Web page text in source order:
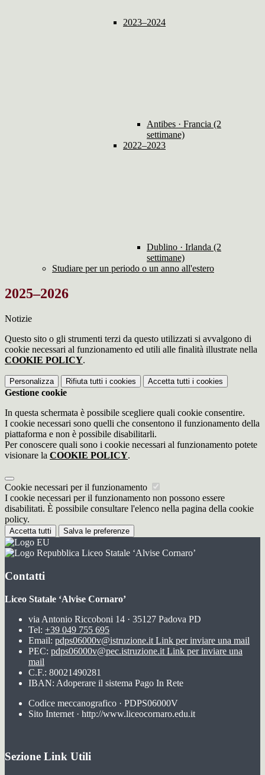
2023–2024
Antibes · Francia (2
settimane)
2022–2023
Dublino · Irlanda (2
settimane)
Studiare per un periodo o un anno all'estero
2025–2026
Notizie
Questo sito o gli strumenti terzi da questo utilizzati si avvalgono di
cookie necessari al funzionamento ed utili alle finalità illustrate nella
COOKIE POLICY.
Personalizza Rifiuta tutti i cookies Accetta tutti i cookies
Gestione cookie
In questa schermata è possibile scegliere quali cookie consentire.
I cookie necessari sono quelli che consentono il funzionamento della
piattaforma e non è possibile disabilitarli.
Per conoscere quali sono i cookie necessari al funzionamento potete
visionare la COOKIE POLICY.
Cookie necessari per il funzionamento
I cookie necessari per il funzionamento non possono essere
disabilitati. È possibile consultare l'elenco nella pagina della cookie
policy.
Accetta tutti Salva le preferenze
Liceo Statale ‘Alvise Cornaro’
Contatti
Liceo Statale ‘Alvise Cornaro’
via Antonio Riccoboni 14 · 35127 Padova PD
Tel: +39 049 755 695
Email: pdps06000v@istruzione.it Link per inviare una mail
PEC: pdps06000v@pec.istruzione.it Link per inviare una
mail
C.F.: 80021490281
IBAN: Adoperare il sistema Pago In Rete
Codice meccanografico · PDPS06000V
Sito Internet · http://www.liceocornaro.edu.it
Sezione Link Utili